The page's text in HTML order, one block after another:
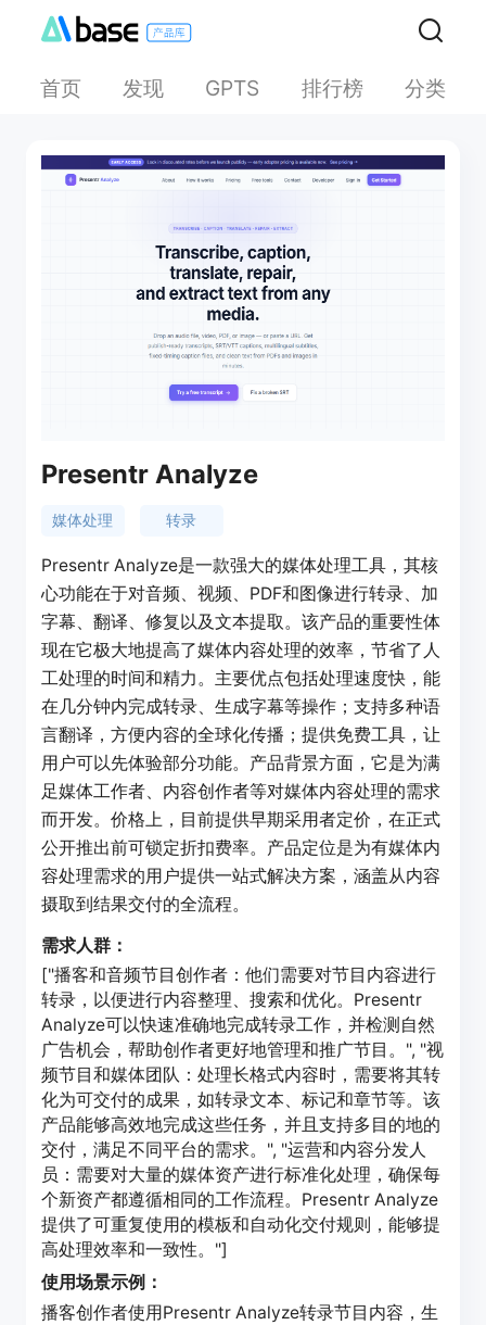
首页 发现 GPTS 排行榜 分类
Presentr Analyze
媒体处理 转录
Presentr Analyze是一款强大的媒体处理工具，其核
心功能在于对音频、视频、PDF和图像进行转录、加
字幕、翻译、修复以及文本提取。该产品的重要性体
现在它极大地提高了媒体内容处理的效率，节省了人
工处理的时间和精力。主要优点包括处理速度快，能
在几分钟内完成转录、生成字幕等操作；支持多种语
言翻译，方便内容的全球化传播；提供免费工具，让
用户可以先体验部分功能。产品背景方面，它是为满
足媒体工作者、内容创作者等对媒体内容处理的需求
而开发。价格上，目前提供早期采用者定价，在正式
公开推出前可锁定折扣费率。产品定位是为有媒体内
容处理需求的用户提供一站式解决方案，涵盖从内容
摄取到结果交付的全流程。
需求人群：
["播客和音频节目创作者：他们需要对节目内容进行
转录，以便进行内容整理、搜索和优化。Presentr
Analyze可以快速准确地完成转录工作，并检测自然
广告机会，帮助创作者更好地管理和推广节目。", "视
频节目和媒体团队：处理长格式内容时，需要将其转
化为可交付的成果，如转录文本、标记和章节等。该
产品能够高效地完成这些任务，并且支持多目的地的
交付，满足不同平台的需求。", "运营和内容分发人
员：需要对大量的媒体资产进行标准化处理，确保每
个新资产都遵循相同的工作流程。Presentr Analyze
提供了可重复使用的模板和自动化交付规则，能够提
高处理效率和一致性。"]
使用场景示例：
播客创作者使用Presentr Analyze转录节目内容，生